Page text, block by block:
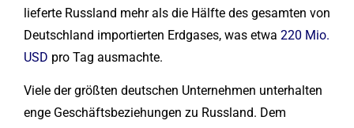
lieferte Russland mehr als die Hälfte des gesamten von
Deutschland importierten Erdgases, was etwa 220 Mio.
USD pro Tag ausmachte.
Viele der größten deutschen Unternehmen unterhalten
enge Geschäftsbeziehungen zu Russland. Dem